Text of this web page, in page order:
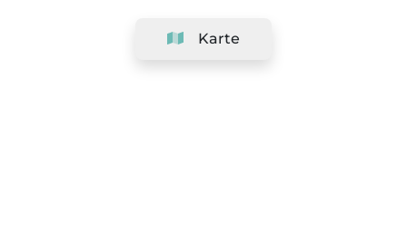
Karte